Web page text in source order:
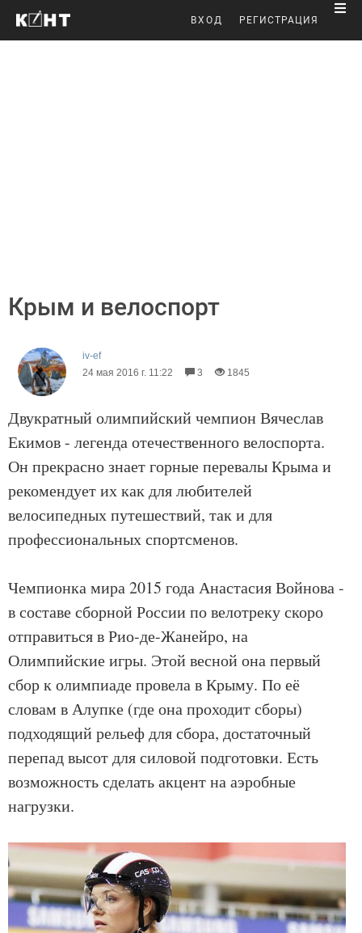
ВХОД РЕГИСТРАЦИЯ
Крым и велоспорт
iv-ef
24 мая 2016 г. 11:22
3 1845
Двукратный олимпийский чемпион Вячеслав
Екимов - легенда отечественного велоспорта.
Он прекрасно знает горные перевалы Крыма и
рекомендует их как для любителей
велосипедных путешествий, так и для
профессиональных спортсменов.
Чемпионка мира 2015 года Анастасия Войнова -
в составе сборной России по велотреку скоро
отправиться в Рио-де-Жанейро, на
Олимпийские игры. Этой весной она первый
сбор к олимпиаде провела в Крыму. По её
словам в Алупке (где она проходит сборы)
подходящий рельеф для сбора, достаточный
перепад высот для силовой подготовки. Есть
возможность сделать акцент на аэробные
нагрузки.